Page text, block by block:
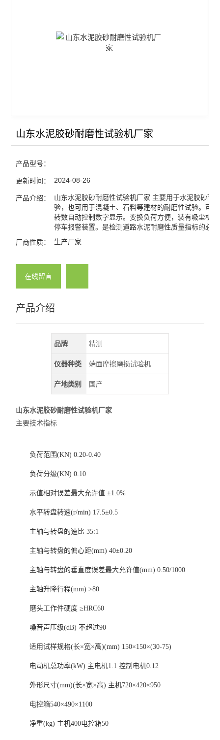
山东水泥胶砂耐磨性试验机厂家
产品型号：
更新时间： 2024-08-26
产品介绍：
山东水泥胶砂耐磨性试验机厂家 主要用于水泥胶砂耐
验，也可用于混凝土、石料等建材的耐磨性试验。可
转数自动控制数字显示。变换负荷方便，装有吸尘机
停车报警装置。是检测道路水泥耐磨性质量指标的必
厂商性质： 生产厂家
在线留言
产品介绍
品牌 精测
仪器种类 端面摩擦磨损试验机
产地类别 国产
山东水泥胶砂耐磨性试验机厂家
主要技术指标
负荷范围(KN) 0.20-0.40
负荷分级(KN) 0.10
示值相对误差最大允许值 ±1.0%
水平转盘转速(r/min) 17.5±0.5
主轴与转盘的速比 35:1
主轴与转盘的偏心距(mm) 40±0.20
主轴与转盘的垂直度误差最大允许值(mm) 0.50/1000
主轴升降行程(mm) >80
磨头工作件硬度 ≥HRC60
噪音声压级(dB) 不超过90
适用试样规格(长×宽×高)(mm) 150×150×(30-75)
电动机总功率(kW) 主电机1.1 控制电机0.12
外形尺寸(mm)(长×宽×高) 主机720×420×950
电控箱540×490×1100
净重(kg) 主机400电控箱50